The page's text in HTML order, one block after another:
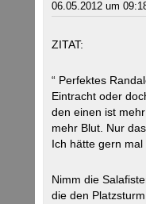
06.05.2012 um
ZITAT:
“ Perfektes
Eintracht oder
den einen ist
mehr Blut. Nur
Ich hätte gern mal
Nimm die
die den